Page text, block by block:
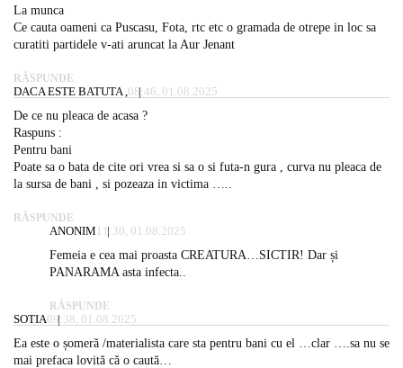
La munca
Ce cauta oameni ca Puscasu, Fota, rtc etc o gramada de otrepe in loc sa
curatiti partidele v-ati aruncat la Aur Jenant
RĂSPUNDE
DACA ESTE BATUTA ,08:46, 01.08.2025
De ce nu pleaca de acasa ?
Raspuns :
Pentru bani
Poate sa o bata de cite ori vrea si sa o si futa-n gura , curva nu pleaca de
la sursa de bani , si pozeaza in victima …..
RĂSPUNDE
ANONIM 11:30, 01.08.2025
Femeia e cea mai proasta CREATURA…SICTIR! Dar și
PANARAMA asta infecta..
RĂSPUNDE
SOTIA09:38, 01.08.2025
Ea este o șomeră /materialista care sta pentru bani cu el …clar ….sa nu se
mai prefaca lovită că o caută…